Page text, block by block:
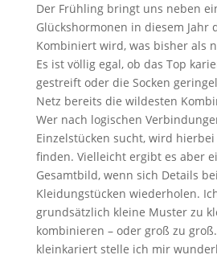
Der Frühling bringt uns neben
Glückshormonen in diesem Jahr
Kombiniert wird, was bisher als
Es ist völlig egal, ob das Top
gestreift oder die Socken
Netz bereits die wildesten
Wer nach logischen
Einzelstücken sucht, wird
finden. Vielleicht ergibt es aber
Gesamtbild, wenn sich Details
Kleidungstücken wiederholen.
grundsätzlich kleine Muster zu
kombinieren – oder groß zu
kleinkariert stelle ich mir